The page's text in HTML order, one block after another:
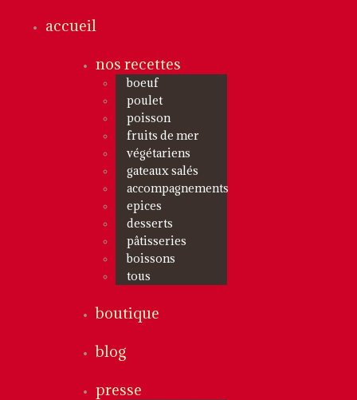
accueil
nos recettes
boeuf
poulet
poisson
fruits de mer
végétariens
gateaux salés
accompagnements
epices
desserts
pâtisseries
boissons
tous
boutique
blog
presse